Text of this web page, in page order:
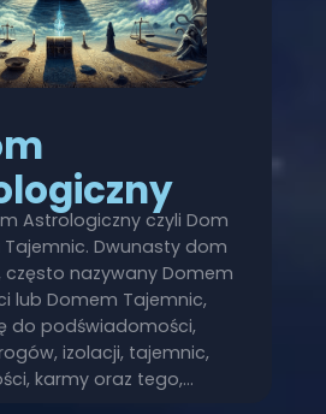
Astrologiczny czyli Dom
Dwunasty dom
często nazywany Domem
lub Domem Tajemnic,
do podświadomości,
izolacji, tajemnic,
karmy oraz tego,…